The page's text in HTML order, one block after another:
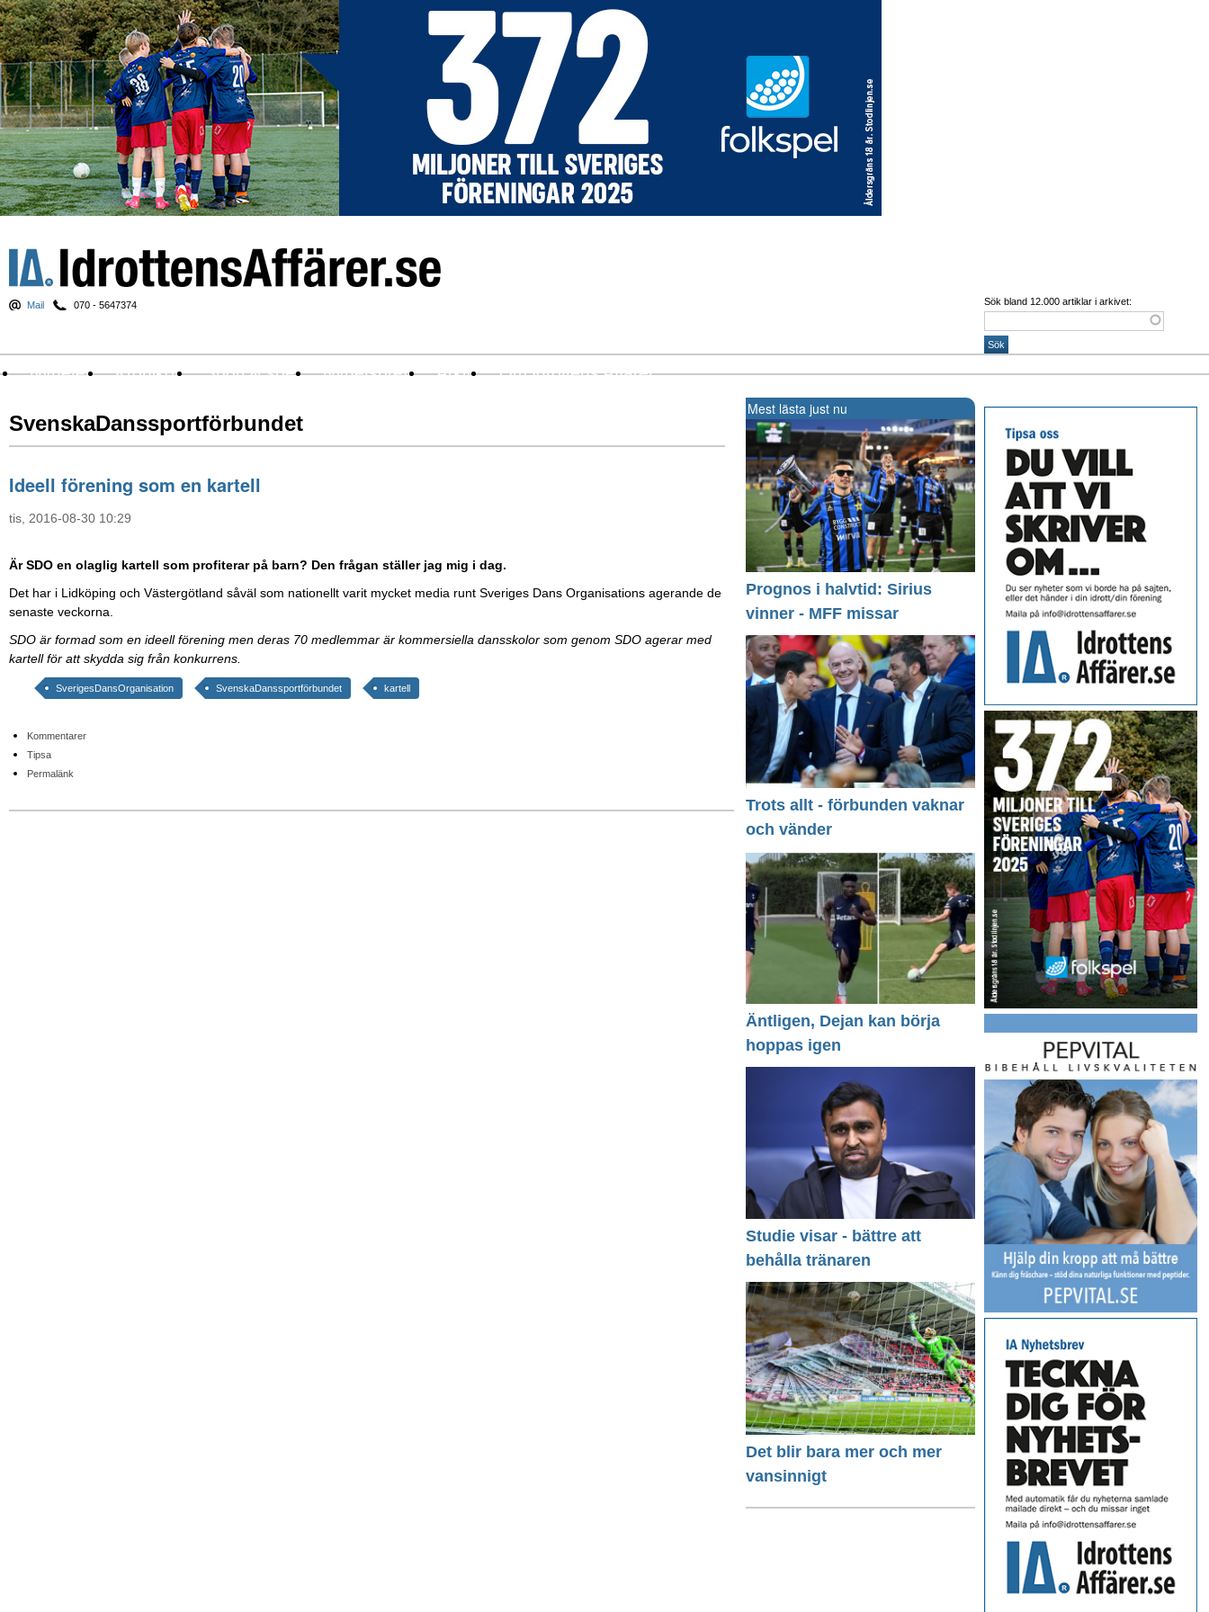
Mail 070 - 5647374 Sök bland 12.000 artiklar i arkivet:
Nyheter Krönikor Sport & spel Nyhetsbrev Arkiv Om Idrottens Affärer
SvenskaDanssportförbundet
Ideell förening som en kartell
tis, 2016-08-30 10:29
Är SDO en olaglig kartell som profiterar på barn? Den frågan ställer jag mig i dag.
Det har i Lidköping och Västergötland såväl som nationellt varit mycket media runt Sveriges Dans Organisations agerande de
senaste veckorna.
SDO är formad som en ideell förening men deras 70 medlemmar är kommersiella dansskolor som genom SDO agerar med
kartell för att skydda sig från konkurrens.
SverigesDansOrganisation SvenskaDanssportförbundet kartell
Kommentarer
Tipsa
Permalänk
Mest lästa just nu
Prognos i halvtid: Sirius
vinner - MFF missar
Trots allt - förbunden vaknar
och vänder
Äntligen, Dejan kan börja
hoppas igen
Studie visar - bättre att
behålla tränaren
Det blir bara mer och mer
vansinnigt